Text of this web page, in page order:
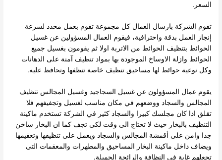
السعر.
تقوم الشركة بارسال العمال كل مجموعة تقوم بعمل محدد لسرعة
إنجاز العمل بدقة واحترافية، فيقوم العمال المسؤولين عن غسيل
الحوائط بتنظيف الحوائط من الاتربة اولا ثم يقومون بغسيل جميع
الحوائط وازلة الاوساخ الموجودة بها بمواد تنظيف آمنة على الدهانات
وكل نوعية حوائط لها مساحيق تنظيف خاصة تنظفها وتحافظ عليه.
يقوم عمال المسؤولون عن غسيل السجاجيد وغسيل المجالس تنظيف
المجالس والسجاد ووضعهم في مكان مناسب لغسيل وتجفيفهم فلا
تقلق اذا كان مجلسك كبيرا والسجاد كثير في الشركة تستخدم ماكينة
التنظيف بالبخار حيث لا تحتاج الى وقت لكى تجف كما ان البخار ساخن
جدا وامن على أقمشة المجالس والسجاد ويعمل على تنظيفها وتعقيمها
ويضاف داخل ماكينة البخار المساحيق والمطهرات والمعقمات التى
تجعلهم غاية في النظافة والرائحة الجميلة.